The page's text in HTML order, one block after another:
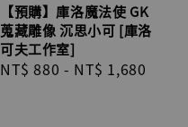
【預購】庫洛魔法使 GK
蒐藏雕像 沉思小可 [庫洛
可夫工作室]
Regular
NT$ 880 - NT$ 1,680